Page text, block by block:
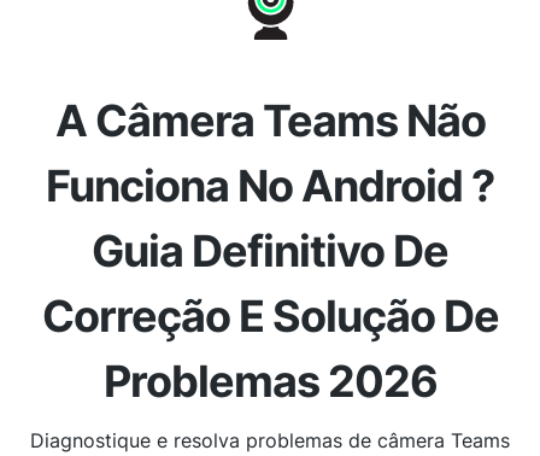
A Câmera Teams Não
Funciona No Android ?
Guia Definitivo De
Correção E Solução De
Problemas 2026
Diagnostique e resolva problemas de câmera Teams